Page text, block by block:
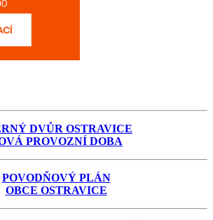
DVŮR OSTRAVICE
PROVOZNÍ DOBA
POVODŇOVÝ PLÁN
OBCE OSTRAVICE